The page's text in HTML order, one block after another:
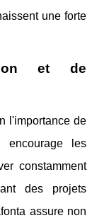
une forte
et de
l'importance de
encourage les
constamment
des projets
assure non